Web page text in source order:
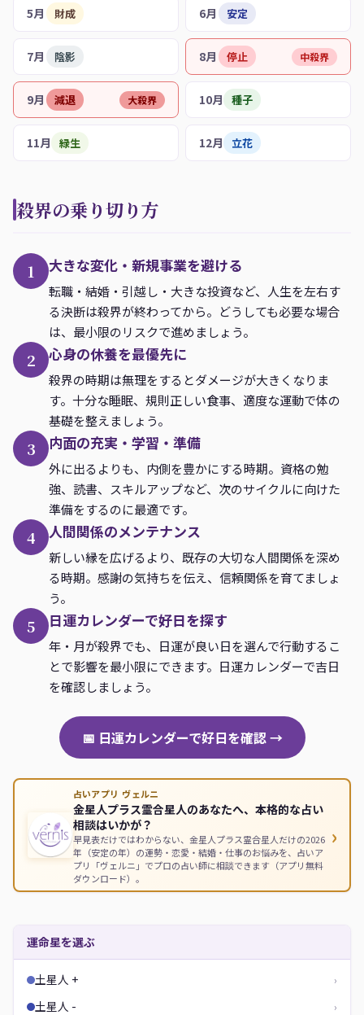
5月 財成 6月 安定
7月 陰影 8月 停止 中殺界
9月 減退 大殺界 10月 種子
11月 緑生 12月 立花
殺界の乗り切り方
1 大きな変化・新規事業を避ける
転職・結婚・引越し・大きな投資など、人生を左右す
る決断は殺界が終わってから。どうしても必要な場合
は、最小限のリスクで進めましょう。
2 心身の休養を最優先に
殺界の時期は無理をするとダメージが大きくなりま
す。十分な睡眠、規則正しい食事、適度な運動で体の
基礎を整えましょう。
3 内面の充実・学習・準備
外に出るよりも、内側を豊かにする時期。資格の勉
強、読書、スキルアップなど、次のサイクルに向けた
準備をするのに最適です。
4 人間関係のメンテナンス
新しい縁を広げるより、既存の大切な人間関係を深め
る時期。感謝の気持ちを伝え、信頼関係を育てましょ
う。
5 日運カレンダーで好日を探す
年・月が殺界でも、日運が良い日を選んで行動するこ
とで影響を最小限にできます。日運カレンダーで吉日
を確認しましょう。
📅 日運カレンダーで好日を確認 →
占いアプリ ヴェルニ
金星人プラス霊合星人のあなたへ、本格的な占い
相談はいかが？
早見表だけではわからない、金星人プラス霊合星人だけの2026
年（安定の年）の運勢・恋愛・結婚・仕事のお悩みを、占いア
プリ「ヴェルニ」でプロの占い師に相談できます（アプリ無料
ダウンロード）。
›
運命星を選ぶ
土星人 + ›
土星人 - ›